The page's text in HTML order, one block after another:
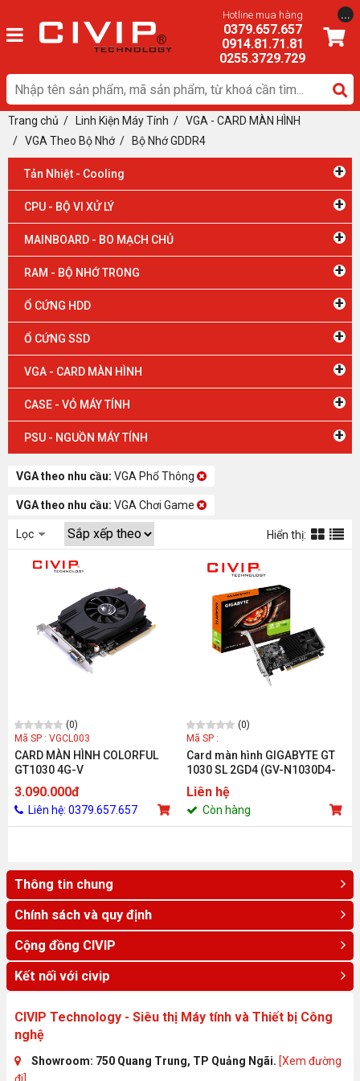
Hotline mua hàng
0379.657.657
0914.81.71.81
0255.3729.729
...
Trang chủ / Linh Kiện Máy Tính / VGA - CARD MÀN HÌNH
/ VGA Theo Bộ Nhớ/ Bộ Nhớ GDDR4
Tản Nhiệt - Cooling +
CPU - BỘ VI XỬ LÝ +
MAINBOARD - BO MẠCH CHỦ +
RAM - BỘ NHỚ TRONG +
Ổ CỨNG HDD +
Ổ CỨNG SSD +
VGA - CARD MÀN HÌNH +
CASE - VỎ MÁY TÍNH +
PSU - NGUỒN MÁY TÍNH +
VGA theo nhu cầu: VGA Phổ Thông
VGA theo nhu cầu: VGA Chơi Game
Lọc Hiển thị:
(0)
Mã SP : VGCL003
CARD MÀN HÌNH COLORFUL
GT1030 4G-V
3.090.000đ
Liên hệ: 0379.657.657
(0)
Mã SP :
Card màn hình GIGABYTE GT
1030 SL 2GD4 (GV-N1030D4-
2GL)
Liên hệ
Còn hàng
Thông tin chung
Chính sách và quy định
Cộng đồng CIVIP
Kết nối với civip
CIVIP Technology - Siêu thị Máy tính và Thiết bị Công
nghệ
Showroom: 750 Quang Trung, TP Quảng Ngãi. [Xem đường